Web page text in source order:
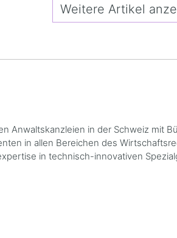
Weitere Artikel
Anwaltskanzleien in der Schweiz mit
in allen Bereichen des
in technisch-innovativen